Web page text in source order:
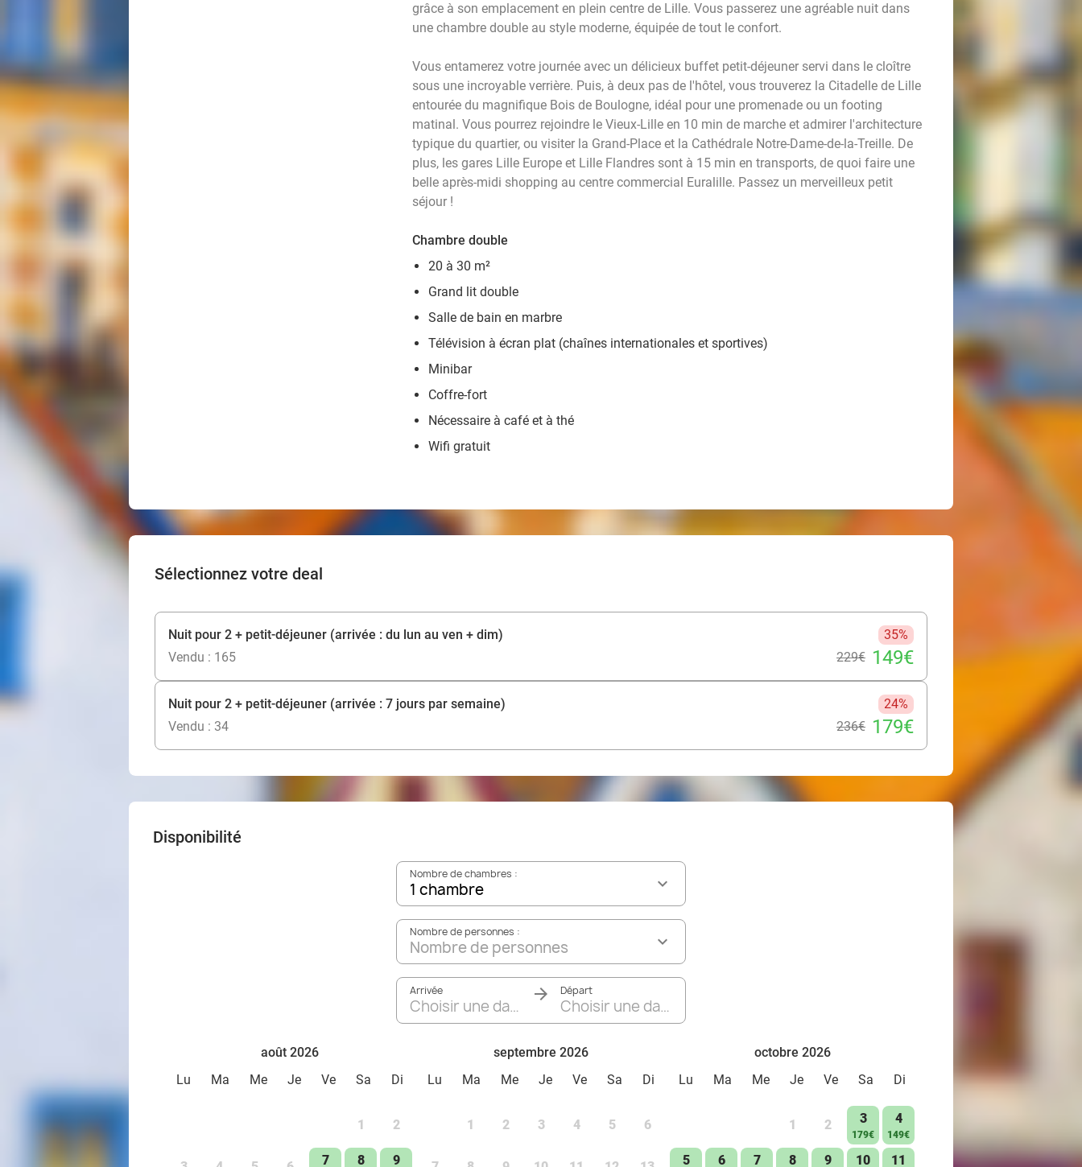
grâce à son emplacement en plein centre de Lille. Vous passerez une agréable nuit dans
une chambre double au style moderne, équipée de tout le confort.
Vous entamerez votre journée avec un délicieux buffet petit-déjeuner servi dans le cloître
sous une incroyable verrière. Puis, à deux pas de l'hôtel, vous trouverez la Citadelle de Lille
entourée du magnifique Bois de Boulogne, idéal pour une promenade ou un footing
matinal. Vous pourrez rejoindre le Vieux-Lille en 10 min de marche et admirer l'architecture
typique du quartier, ou visiter la Grand-Place et la Cathédrale Notre-Dame-de-la-Treille. De
plus, les gares Lille Europe et Lille Flandres sont à 15 min en transports, de quoi faire une
belle après-midi shopping au centre commercial Euralille. Passez un merveilleux petit
séjour !
Chambre double
20 à 30 m²
Grand lit double
Salle de bain en marbre
Télévision à écran plat (chaînes internationales et sportives)
Minibar
Coffre-fort
Nécessaire à café et à thé
Wifi gratuit
Sélectionnez votre deal
Nuit pour 2 + petit-déjeuner (arrivée : du lun au ven + dim)
35%
Vendu : 165
229€ 149€
Nuit pour 2 + petit-déjeuner (arrivée : 7 jours par semaine)
24%
Vendu : 34
236€ 179€
Disponibilité
Nombre de chambres :
1 chambre
Nombre de personnes :
Nombre de personnes
Arrivée
Choisir une date
Départ
Choisir une date
août 2026
Lu
Ma Me Je Ve Sa Di
1 2
7 8 9
septembre 2026
Lu
Ma Me Je Ve Sa Di
1 2 3 4 5 6
octobre 2026
Lu
Ma Me Je Ve Sa Di
1 2 3
179€
4
149€
5 6 7 8 9 10 11